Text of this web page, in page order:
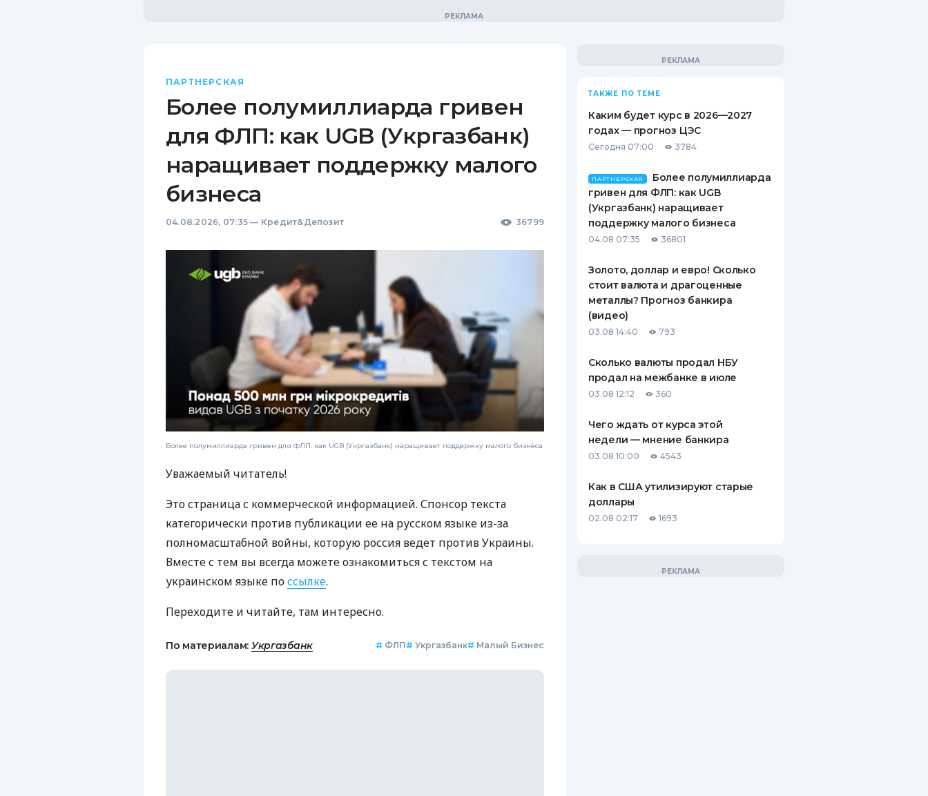
ПАРТНЕРСКАЯ
Более полумиллиарда гривен
для ФЛП: как UGB (Укргазбанк)
наращивает поддержку малого
бизнеса
04.08.2026, 07:35 — Кредит&Депозит 36799
Более полумиллиарда гривен для ФЛП: как UGB (Укргазбанк) наращивает поддержку малого бизнеса
Уважаемый читатель!
Это страница с коммерческой информацией. Спонсор текста
категорически против публикации ее на русском языке из-за
полномасштабной войны, которую россия ведет против Украины.
Вместе с тем вы всегда можете ознакомиться с текстом на
украинском языке поссылке.
Переходите и читайте, там интересно.
По материалам: Укргазбанк # ФЛП# Укргазбанк# Малый Бизнес
ТАКЖЕ ПО ТЕМЕ
Каким будет курс в 2026—2027
годах — прогноз ЦЭС
Сегодня 07:00 3784
ПАРТНЕРСКАЯ
Более полумиллиарда
гривен для ФЛП: как UGB
(Укргазбанк) наращивает
поддержку малого бизнеса
04.08 07:35 36801
Золото, доллар и евро! Сколько
стоит валюта и драгоценные
металлы? Прогноз банкира
(видео)
03.08 14:40 793
Сколько валюты продал НБУ
продал на межбанке в июле
03.08 12:12 360
Чего ждать от курса этой
недели — мнение банкира
03.08 10:00 4543
Как в США утилизируют старые
доллары
02.08 02:17 1693